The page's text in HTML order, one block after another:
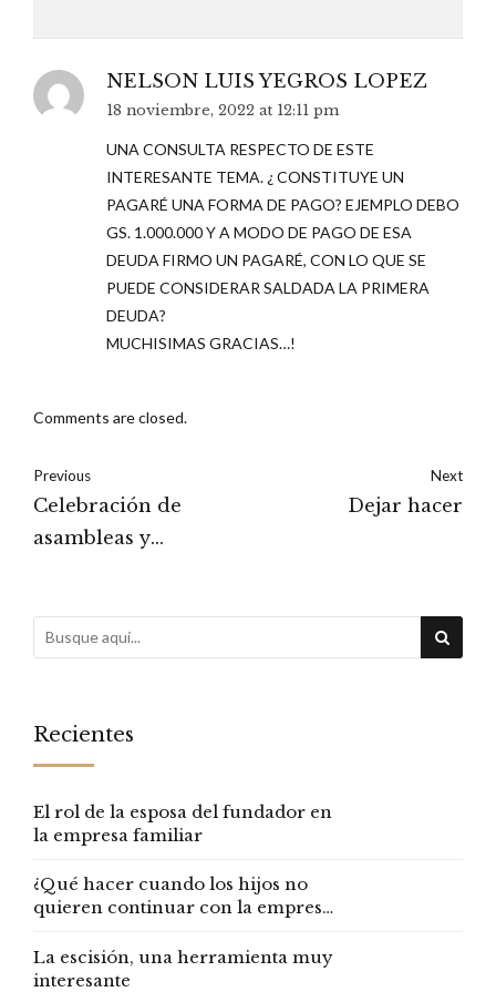
NELSON LUIS YEGROS LOPEZ
18 noviembre, 2022 at 12:11 pm
UNA CONSULTA RESPECTO DE ESTE
INTERESANTE TEMA. ¿ CONSTITUYE UN
PAGARÉ UNA FORMA DE PAGO? EJEMPLO DEBO
GS. 1.000.000 Y A MODO DE PAGO DE ESA
DEUDA FIRMO UN PAGARÉ, CON LO QUE SE
PUEDE CONSIDERAR SALDADA LA PRIMERA
DEUDA?
MUCHISIMAS GRACIAS…!
Comments are closed.
Previous
Celebración de
asambleas y
Anónimas
Next
Dejar hacer
Recientes
El rol de la esposa del fundador en
la empresa familiar
¿Qué hacer cuando los hijos no
quieren continuar con la empresa
La escisión, una herramienta muy
interesante